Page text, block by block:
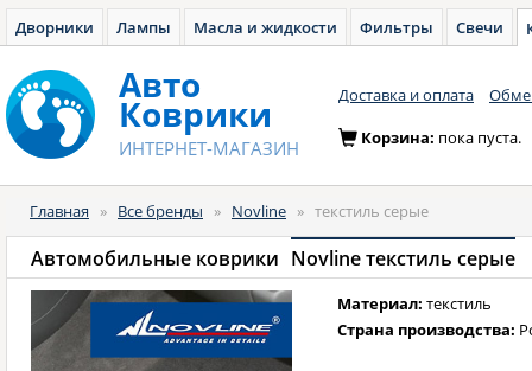
Дворники Лампы Масла и жидкости Фильтры Свечи
Авто
Коврики
ИНТЕРНЕТ-МАГАЗИН
Доставка и оплата
Корзина: пока пуста.
Главная » Все бренды » Novline » текстиль серые
Автомобильные коврики Novline текстиль серые
Материал: текстиль
Страна производства: